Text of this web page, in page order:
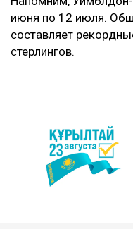
июня по 12 июля.
составляет
стерлингов.